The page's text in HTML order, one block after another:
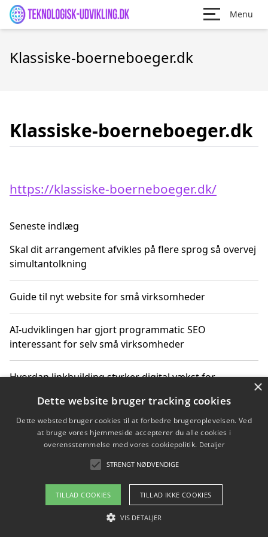
Menu
Klassiske-boerneboeger.dk
Klassiske-boerneboeger.dk
https://klassiske-boerneboeger.dk/
Seneste indlæg
Skal dit arrangement afvikles på flere sprog så overvej
simultantolkning
Guide til nyt website for små virksomheder
AI-udviklingen har gjort programmatic SEO
interessant for selv små virksomheder
Hvordan linkbuilding styrker digital vækst for
Sådan har udviklingen inden for genbrug af elektronik
ændret sig
Copyright 2026 - Pilanto Aps
Om / kontakt
×
Dette website bruger tracking cookies
Dette websted bruger cookies til at forbedre brugeroplevelsen. Ved
at bruge vores hjemmeside accepterer du alle cookies i
overensstemmelse med vores cookiepolitik. Detaljer
STRENGT NØDVENDIGE
TILLAD COOKIES TILLAD IKKE COOKIES
VIS DETALJER